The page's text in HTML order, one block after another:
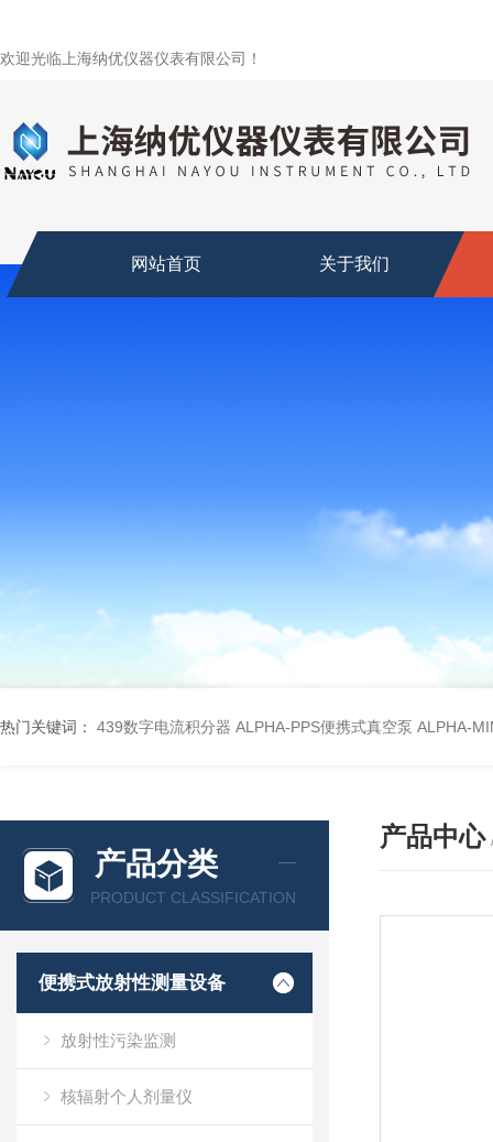
欢迎光临上海纳优仪器仪表有限公司！
网站首页 关于我们
热门关键词： 439数字电流积分器 ALPHA-PPS便携式真空泵 ALPHA-
产品分类
PRODUCT CLASSIFICATION
便携式放射性测量设备
放射性污染监测
核辐射个人剂量仪
产品中心